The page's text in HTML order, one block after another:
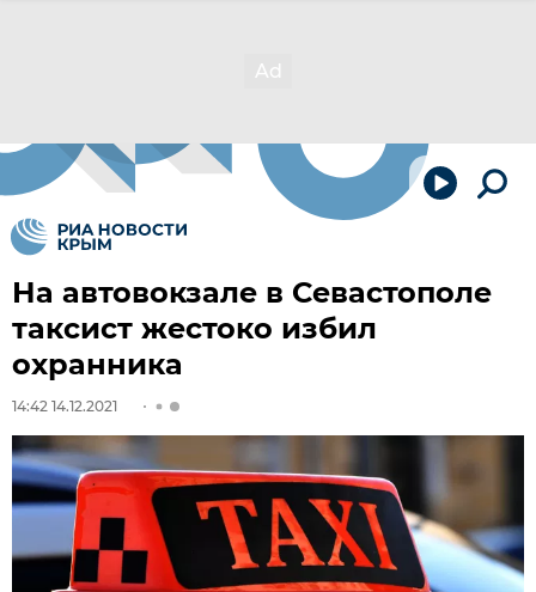
На автовокзале в Севастополе
таксист жестоко избил
охранника
14:42 14.12.2021